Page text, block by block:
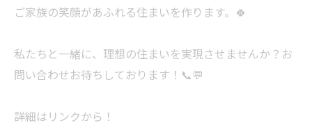
ご家族の笑顔があふれる住まいを作ります。🍀
私たちと一緒に、理想の住まいを実現させませんか？お
問い合わせお待ちしております！📞💬
詳細はリンクから！